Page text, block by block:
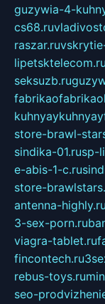
guzywia-4-
cs68.ru
raszar.ru
lipetsktelecom.ru
seksuzb.ru
store-brawl-
sindika-01.rusp-
e-abis-1-c.ru
store-
antenna-highly.ru
3-sex-porn.ru
viagra-tablet.ru
fincontech.ru
rebus-toys.ru
seo-